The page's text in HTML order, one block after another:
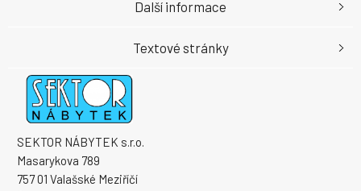
SEKTOR NÁBYTEK s.r.o.
Masarykova 789
757 01 Valašské Meziříčí
Další informace
Textové stránky